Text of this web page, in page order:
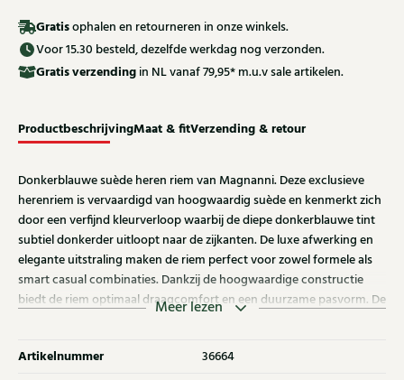
Gratisophalen en retourneren in onze winkels.
Voor 15.30 besteld, dezelfde werkdag nog verzonden.
Gratisverzending in NL vanaf 79,95* m.u.v sale artikelen.
ProductbeschrijvingMaat & fitVerzending & retour
Donkerblauwe suède heren riem van Magnanni. Deze exclusieve
herenriem is vervaardigd van hoogwaardig suède en kenmerkt zich
door een verfijnd kleurverloop waarbij de diepe donkerblauwe tint
subtiel donkerder uitloopt naar de zijkanten. De luxe afwerking en
elegante uitstraling maken de riem perfect voor zowel formele als
smart casual combinaties. Dankzij de hoogwaardige constructie
biedt de riem optimaal draagcomfort en een duurzame pasvorm. De
Klijsen.
Meer lezen
Artikelnummer 36664